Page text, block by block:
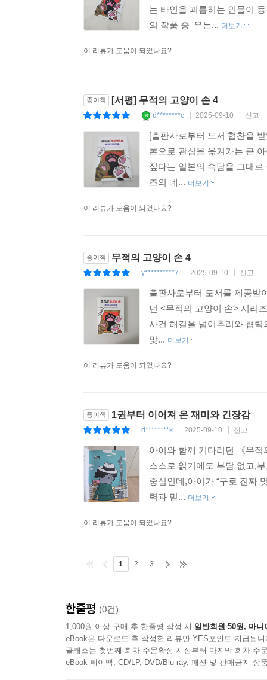
는 타인을 괴롭히는 인물이
의 작품 중 '우는... 더보기
이 리뷰가 도움이 되었나요?
종이책 [서평] 무적의 고양이 손 4
d********c 2025-09-10 신고
[출판사로부터 도서 협찬을
본으로 관심을 옮겨가는 큰
싶다는 일본의 속담을 그대
즈의 네... 더보기
이 리뷰가 도움이 되었나요?
종이책 무적의 고양이 손 4
y**********7 2025-09-10 신고
출판사로부터 도서를 제공받
던 <무적의 고양이 손> 시리
사건 해결을 넘어추리와 협
맞... 더보기
이 리뷰가 도움이 되었나요?
종이책 1권부터 이어져 온 재미와 긴장감
d********k 2025-09-10 신고
아이와 함께 기다리던 《무
스스로 읽기에도 부담 없고,
중심인데,아이가 “구로 진짜
력과 믿... 더보기
이 리뷰가 도움이 되었나요?
1 2 3
한줄평 (0건)
1,000원 이상 구매 후 한줄평 작성 시 일반회원 50원, 마니
eBook은 다운로드 후 작성한 리뷰만 YES포인트 지급됩니
클래스는 첫번째 회차 주문확정 시점부터 마지막 회차 주
eBook 페이백, CD/LP, DVD/Blu-ray, 패션 및 판매금지 상